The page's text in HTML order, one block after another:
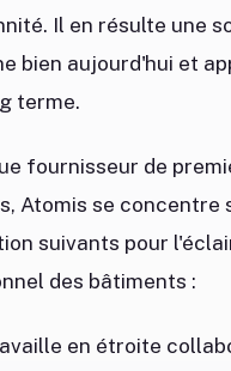
Il en résulte une
bien aujourd'hui et
terme.
fournisseur de
Atomis se concentre
suivants pour
des bâtiments :
en étroite